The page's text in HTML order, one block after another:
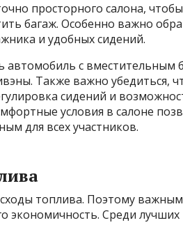
просторного салона, чтобы
багаж. Особенно важно
и удобных сидений.
автомобиль с вместительным
Также важно убедиться,
сидений и
условия в салоне
для всех участников.
топлива. Поэтому важным
экономичность. Среди лучших